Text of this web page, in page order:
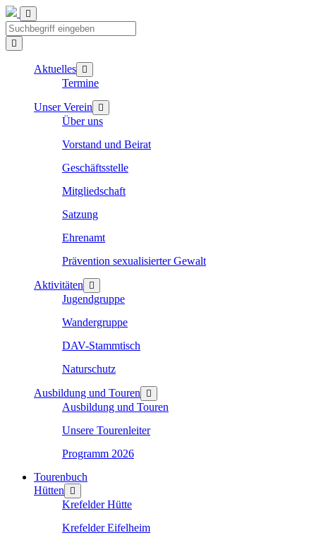
Aktuelles
Termine
Unser Verein
Über uns
Vorstand und Beirat
Geschäftsstelle
Mitgliedschaft
Satzung
Ehrenamt
Prävention sexualisierter Gewalt
Aktivitäten
Jugendgruppe
Wandergruppe
DAV-Stammtisch
Naturschutz
Ausbildung und Touren
Ausbildung und Touren
Unsere Tourenleiter
Programm 2026
Tourenbuch
Hütten
Krefelder Hütte
Krefelder Eifelheim